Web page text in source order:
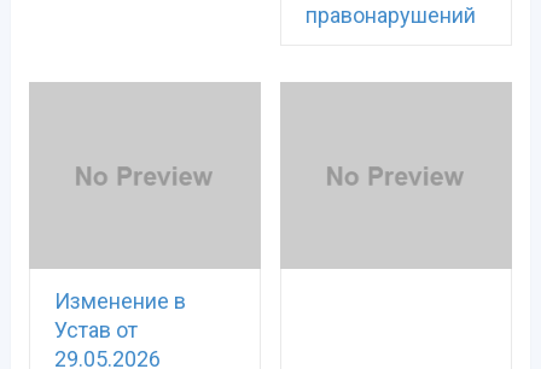
правонарушений
Изменение в
Устав от
29.05.2026